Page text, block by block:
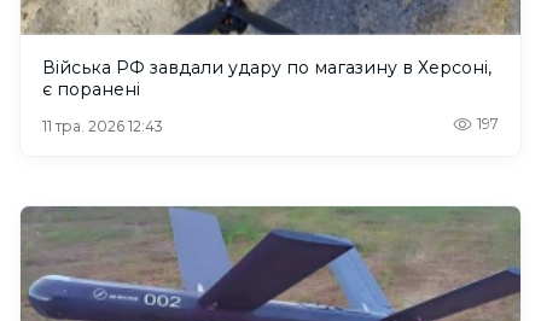
Війська РФ завдали удару по магазину в Херсоні,
є поранені
11 тра. 2026 12:43 197